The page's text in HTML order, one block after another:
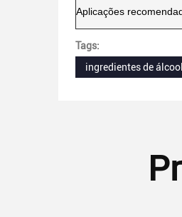
Aplicações
Tags:
ingredientes de